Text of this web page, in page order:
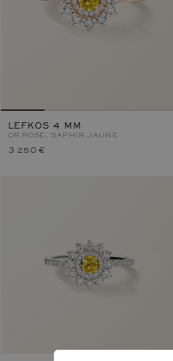
LEFKOS 4 MM
OR ROSE, SAPHIR JAUNE
3 250 €